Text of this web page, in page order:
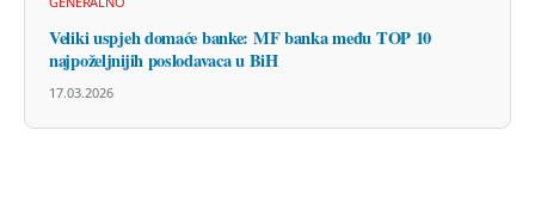
Veliki uspjeh domaće banke: MF banka među TOP 10
najpoželjnijih poslodavaca u BiH
17.03.2026